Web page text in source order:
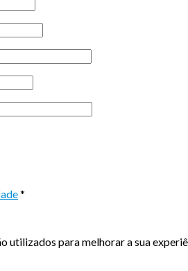
*
utilizados para melhorar a sua